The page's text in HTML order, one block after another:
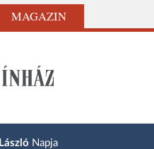
MAGAZIN
László Napja